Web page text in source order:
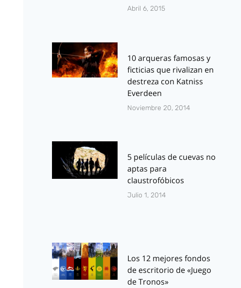
Abril 6, 2015
10 arqueras famosas y
ficticias que rivalizan en
destreza con Katniss
Everdeen
Noviembre 20, 2014
5 películas de cuevas no
aptas para
claustrofóbicos
Julio 1, 2014
Los 12 mejores fondos
de escritorio de «Juego
de Tronos»